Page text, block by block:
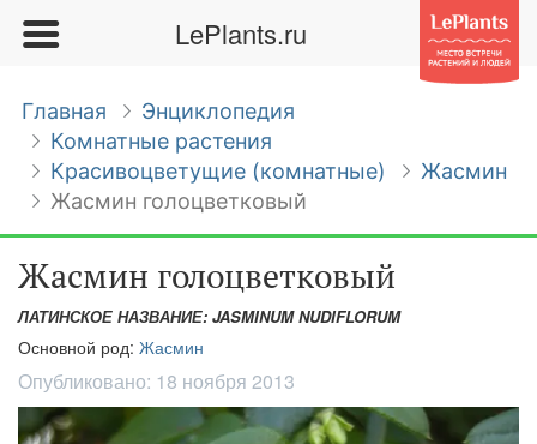
LePlants.ru
Главная
Энциклопедия
Комнатные растения
Красивоцветущие (комнатные)
Жасмин
Жасмин голоцветковый
Жасмин голоцветковый
ЛАТИНСКОЕ НАЗВАНИЕ: JASMINUM NUDIFLORUM
Основной род: Жасмин
Опубликовано: 18 ноября 2013